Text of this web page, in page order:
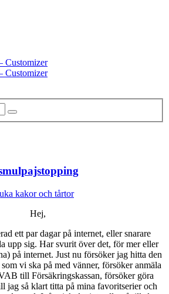
Customizer
Customizer
kakor och tårtor
Hej,
ett par dagar på internet, eller snarare
upp sig. Har svurit över det, för mer eller
på internet. Just nu försöker jag hitta den
vi ska på med vänner, försöker anmäla
till Försäkringskassan, försöker göra
jag så klart titta på mina favoritserier och